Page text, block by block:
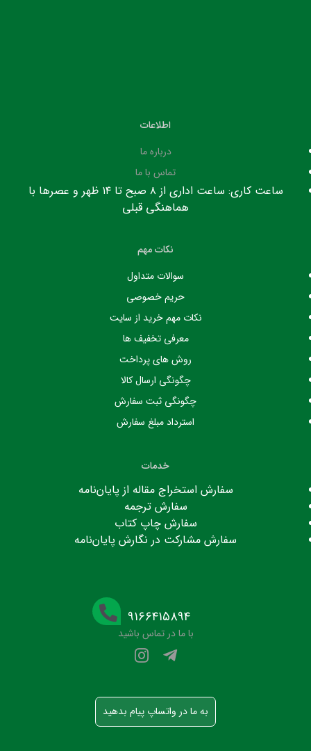
اطلاعات
درباره ما
تماس با ما
ساعت کاری: ساعت اداری از ۸ صبح تا ۱۴ ظهر و عصرها با
هماهنگی قبلی
نکات مهم
سوالات متداول
حریم خصوصی
نکات مهم خرید از سایت
معرفی تخفیف ها
روش های پرداخت
چگونگی ارسال کالا
چگونگی ثبت سفارش
استرداد مبلغ سفارش
خدمات
سفارش استخراج مقاله از پایان‌نامه
سفارش ترجمه
سفارش چاپ کتاب
سفارش مشارکت در نگارش پایان‌نامه
۹۱۶۶۴۱۵۸۹۴
با ما در تماس باشید
به ما در واتساپ پیام بدهید